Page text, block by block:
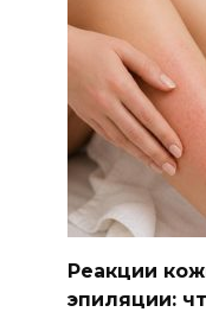
Реакции
эпиляции: